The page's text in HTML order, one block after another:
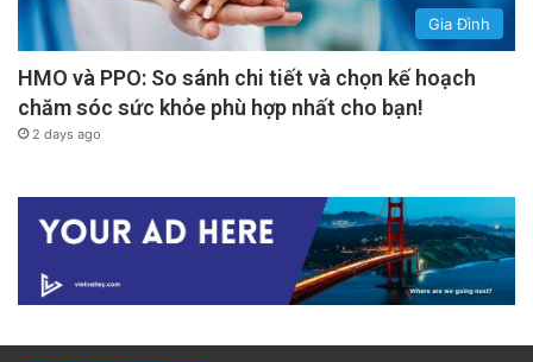
Gia Đình
HMO và PPO: So sánh chi tiết và chọn kế hoạch
chăm sóc sức khỏe phù hợp nhất cho bạn!
2 days ago